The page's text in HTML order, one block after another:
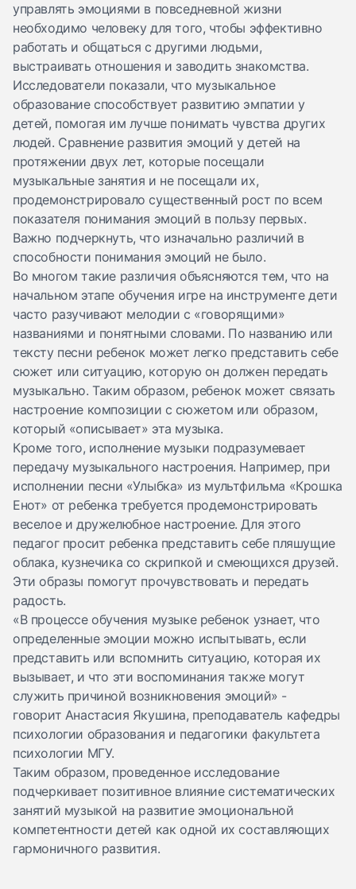
управлять эмоциями в повседневной жизни
необходимо человеку для того, чтобы эффективно
работать и общаться с другими людьми,
выстраивать отношения и заводить знакомства.
Исследователи показали, что музыкальное
образование способствует развитию эмпатии у
детей, помогая им лучше понимать чувства других
людей. Сравнение развития эмоций у детей на
протяжении двух лет, которые посещали
музыкальные занятия и не посещали их,
продемонстрировало существенный рост по всем
показателя понимания эмоций в пользу первых.
Важно подчеркнуть, что изначально различий в
способности понимания эмоций не было.
Во многом такие различия объясняются тем, что на
начальном этапе обучения игре на инструменте дети
часто разучивают мелодии с «говорящими»
названиями и понятными словами. По названию или
тексту песни ребенок может легко представить себе
сюжет или ситуацию, которую он должен передать
музыкально. Таким образом, ребенок может связать
настроение композиции с сюжетом или образом,
который «описывает» эта музыка.
Кроме того, исполнение музыки подразумевает
передачу музыкального настроения. Например, при
исполнении песни «Улыбка» из мультфильма «Крошка
Енот» от ребенка требуется продемонстрировать
веселое и дружелюбное настроение. Для этого
педагог просит ребенка представить себе пляшущие
облака, кузнечика со скрипкой и смеющихся друзей.
Эти образы помогут прочувствовать и передать
радость.
«В процессе обучения музыке ребенок узнает, что
определенные эмоции можно испытывать, если
представить или вспомнить ситуацию, которая их
вызывает, и что эти воспоминания также могут
служить причиной возникновения эмоций» -
говорит Анастасия Якушина, преподаватель кафедры
психологии образования и педагогики факультета
психологии МГУ.
Таким образом, проведенное исследование
подчеркивает позитивное влияние систематических
занятий музыкой на развитие эмоциональной
компетентности детей как одной их составляющих
гармоничного развития.